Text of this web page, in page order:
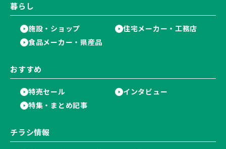
暮らし
施設・ショップ
住宅メーカー・工務店
食品メーカー・県産品
おすすめ
特売セール
インタビュー
特集・まとめ記事
チラシ情報